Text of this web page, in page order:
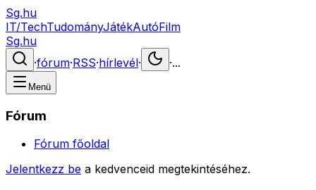
Sg.hu
IT/TechTudományJátékAutóFilm
Sg.hu
·fórum·RSS·hírlevél· ·...
Menü
Fórum
Fórum főoldal
Jelentkezz be a kedvenceid megtekintéséhez.